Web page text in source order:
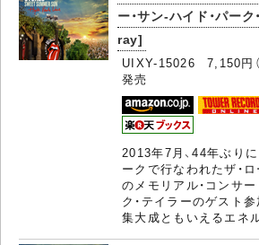
ー・サン-ハイド・パー
ray]
UIXY-15026 7,150円
発売
2013年7月、44年ぶり
ークで行なわれたザ・
のメモリアル・コンサ
ク・テイラーのゲスト
集大成ともいえるエネ